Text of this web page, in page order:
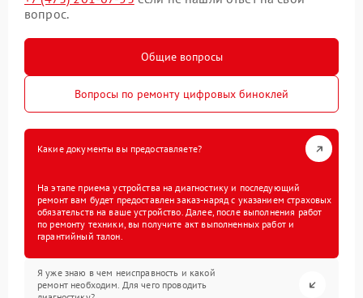
вопрос.
Общие вопросы
Вопросы по ремонту цифровых биноклей
Какие документы вы предоставляете?
На этапе приема устройства на диагностику и последующий
ремонт вам будет предоставлен заказ-наряд с указанием страховых
обязательств на ваше устройство. Далее, после выполнения работ
по ремонту техники, вы получите акт выполненных работ и
гарантийный талон.
Я уже знаю в чем неисправность и какой
ремонт необходим. Для чего проводить